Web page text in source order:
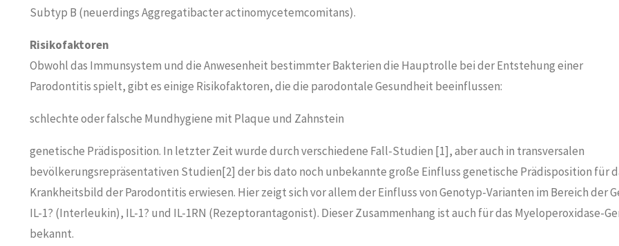
Subtyp B (neuerdings Aggregatibacter actinomycetemcomitans).
Risikofaktoren
Obwohl das Immunsystem und die Anwesenheit bestimmter Bakterien die Hauptrolle bei der Entstehung einer
Parodontitis spielt, gibt es einige Risikofaktoren, die die parodontale Gesundheit beeinflussen:
schlechte oder falsche Mundhygiene mit Plaque und Zahnstein
genetische Prädisposition. In letzter Zeit wurde durch verschiedene Fall-Studien [1], aber auch in transversalen
bevölkerungsrepräsentativen Studien[2] der bis dato noch unbekannte große Einfluss genetische Prädisposition für
Krankheitsbild der Parodontitis erwiesen. Hier zeigt sich vor allem der Einfluss von Genotyp-Varianten im Bereich der
IL-1? (Interleukin), IL-1? und IL-1RN (Rezeptorantagonist). Dieser Zusammenhang ist auch für das Myeloperoxidase-
bekannt.